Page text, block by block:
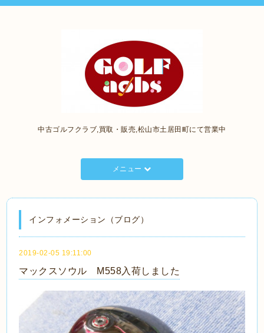
中古ゴルフクラブ,買取・販売,松山市土居田町にて営業中
メニュー
インフォメーション（ブログ）
2019-02-05 19:11:00
マックスソウル M558入荷しました